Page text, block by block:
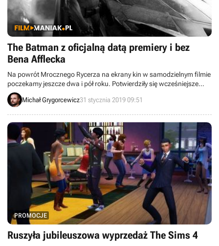
The Batman z oficjalną datą premiery i bez
Bena Afflecka
Na powrót Mrocznego Rycerza na ekrany kin w samodzielnym filmie
poczekamy jeszcze dwa i pół roku. Potwierdziły się wcześniejsze
doniesienia i w postać nie wcieli się Ben Affleck, który grał Batmana
w kilku ostatnich obrazach na podstawie komiksów DC.
Michał Grygorcewicz31 stycznia 2019 09:51
PROMOCJE
Ruszyła jubileuszowa wyprzedaż The Sims 4